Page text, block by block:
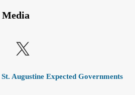
Media
X
Augustine Expected Governments